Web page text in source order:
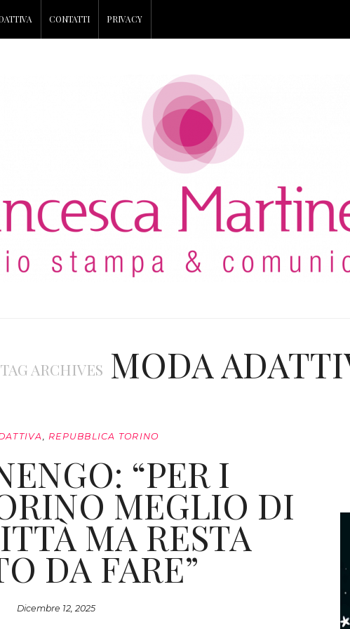
CONTATTI PRIVACY
TAG ARCHIVES MODA
, REPUBBLICA TORINO
“PER I
MEGLIO DI
MA RESTA
DA FARE”
Dicembre 12, 2025